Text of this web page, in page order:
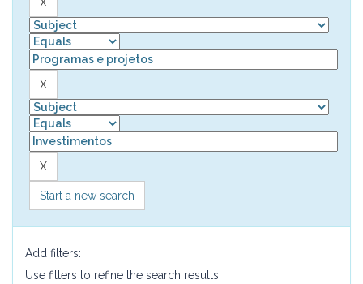
Start a new search
Add filters:
Use filters to refine the search results.